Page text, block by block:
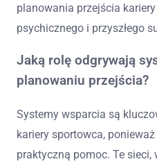
planowania przejścia
psychicznego i przyszłego
Jaką rolę odgrywają
planowaniu przejścia?
Systemy wsparcia są
kariery sportowca,
praktyczną pomoc. Te sieci,